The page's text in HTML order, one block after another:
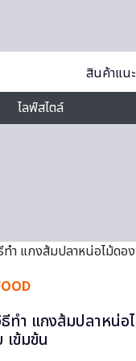
สินค้าแน
ไลฟ์สไตล์
ทำ แกงส้มปลาหน่อ
เข้มข้น